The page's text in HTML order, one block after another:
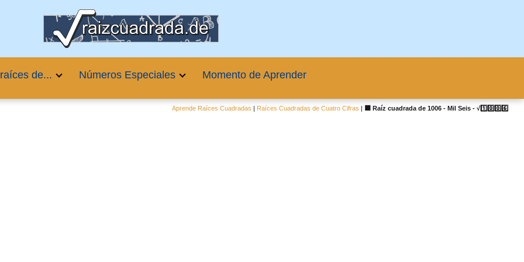
de... Números Especiales Momento de Aprender
Aprende Raíces Cuadradas | Raíces Cuadradas de Cuatro Cifras | 🟦 Raíz cuadrada de 1006 - Mil Seis - √1️⃣0️⃣0️⃣6️⃣